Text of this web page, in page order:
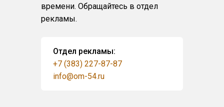
времени. Обращайтесь в отдел
рекламы.
Отдел рекламы:
+7 (383) 227-87-87
info@om-54.ru